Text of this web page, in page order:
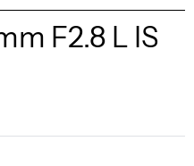
F2.8 L IS